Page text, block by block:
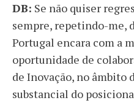
DB: Se não quiser
sempre, repetindo-me,
Portugal encara com a
oportunidade de
de Inovação, no âmbito
substancial do